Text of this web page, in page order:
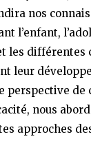
nos
l’enfant,
les différentes
leur
perspective de
nous
approches